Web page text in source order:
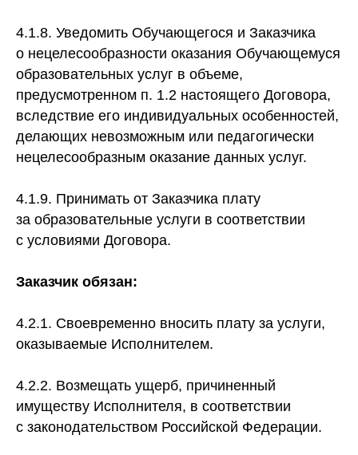
4.1.8. Уведомить Обучающегося и Заказчика
о нецелесообразности оказания Обучающемуся
образовательных услуг в объеме,
предусмотренном п. 1.2 настоящего Договора,
вследствие его индивидуальных особенностей,
делающих невозможным или педагогически
нецелесообразным оказание данных услуг.
4.1.9. Принимать от Заказчика плату
за образовательные услуги в соответствии
с условиями Договора.
Заказчик обязан:
4.2.1. Своевременно вносить плату за услуги,
оказываемые Исполнителем.
4.2.2. Возмещать ущерб, причиненный
имуществу Исполнителя, в соответствии
с законодательством Российской Федерации.